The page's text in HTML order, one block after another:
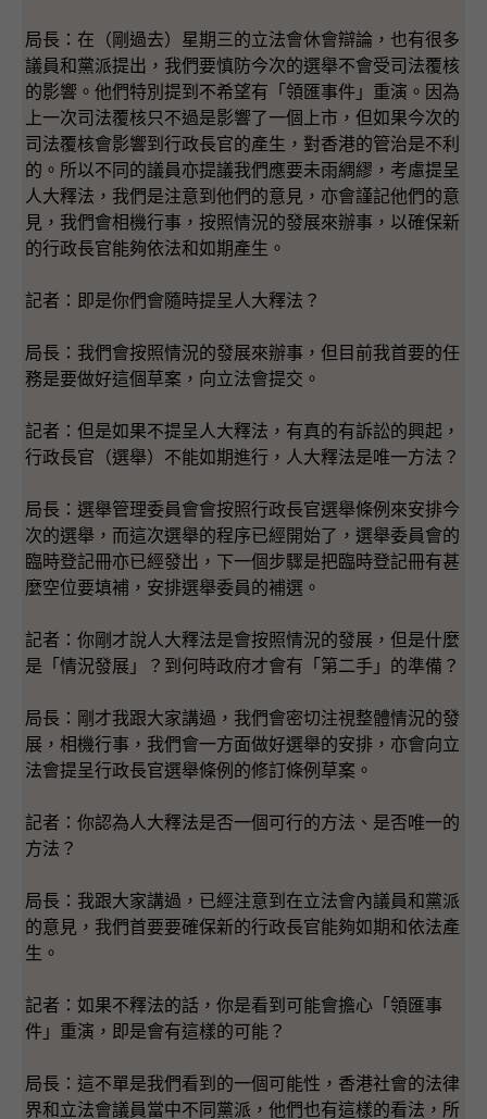
局長：在（剛過去）星期三的立法會休會辯論，也有很多
議員和黨派提出，我們要慎防今次的選舉不會受司法覆核
的影響。他們特別提到不希望有「領匯事件」重演。因為
上一次司法覆核只不過是影響了一個上市，但如果今次的
司法覆核會影響到行政長官的產生，對香港的管治是不利
的。所以不同的議員亦提議我們應要未雨綢繆，考慮提呈
人大釋法，我們是注意到他們的意見，亦會謹記他們的意
見，我們會相機行事，按照情況的發展來辦事，以確保新
的行政長官能夠依法和如期產生。
記者：即是你們會隨時提呈人大釋法？
局長：我們會按照情況的發展來辦事，但目前我首要的任
務是要做好這個草案，向立法會提交。
記者：但是如果不提呈人大釋法，有真的有訴訟的興起，
行政長官（選舉）不能如期進行，人大釋法是唯一方法？
局長：選舉管理委員會會按照行政長官選舉條例來安排今
次的選舉，而這次選舉的程序已經開始了，選舉委員會的
臨時登記冊亦已經發出，下一個步驟是把臨時登記冊有甚
麼空位要填補，安排選舉委員的補選。
記者：你剛才說人大釋法是會按照情況的發展，但是什麼
是「情況發展」？到何時政府才會有「第二手」的準備？
局長：剛才我跟大家講過，我們會密切注視整體情況的發
展，相機行事，我們會一方面做好選舉的安排，亦會向立
法會提呈行政長官選舉條例的修訂條例草案。
記者：你認為人大釋法是否一個可行的方法、是否唯一的
方法？
局長：我跟大家講過，已經注意到在立法會內議員和黨派
的意見，我們首要要確保新的行政長官能夠如期和依法產
生。
記者：如果不釋法的話，你是看到可能會擔心「領匯事
件」重演，即是會有這樣的可能？
局長：這不單是我們看到的一個可能性，香港社會的法律
界和立法會議員當中不同黨派，他們也有這樣的看法，所